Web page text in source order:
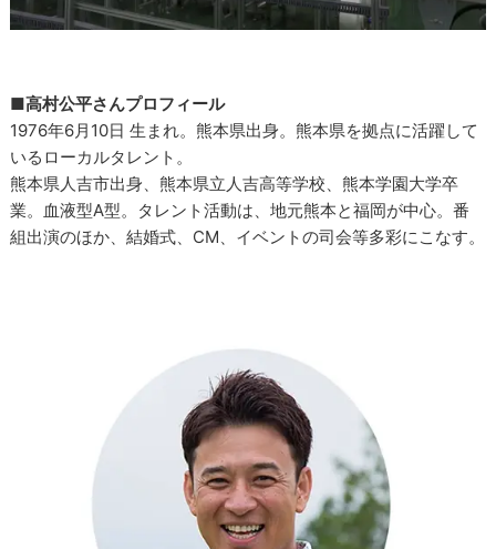
■高村公平さんプロフィール
1976年6月10日 生まれ。熊本県出身。熊本県を拠点に活躍して
いるローカルタレント。
熊本県人吉市出身、熊本県立人吉高等学校、熊本学園大学卒
業。血液型A型。タレント活動は、地元熊本と福岡が中心。番
組出演のほか、結婚式、CM、イベントの司会等多彩にこなす。